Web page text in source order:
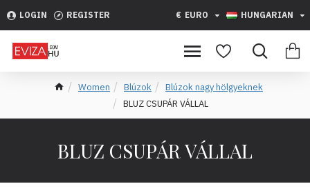
LOGIN REGISTER € EURO HUNGARIAN
Women Blúzok
Blúzok nagy hölgyeknek
BLUZ CSUPÁR VÁLLAL
BLUZ CSUPÁR VÁLLAL